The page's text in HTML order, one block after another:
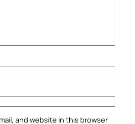
and website in this browser